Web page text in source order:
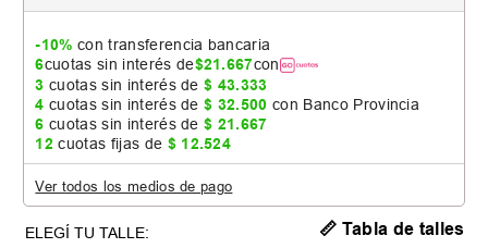
-10% con transferencia bancaria
6cuotas sin interés de$21.667con
3 cuotas sin interés de$ 43.333
4 cuotas sin interés de$ 32.500 con Banco Provincia
6 cuotas sin interés de$ 21.667
12 cuotas fijas de $ 12.524
Ver todos los medios de pago
📏 Tabla de talles